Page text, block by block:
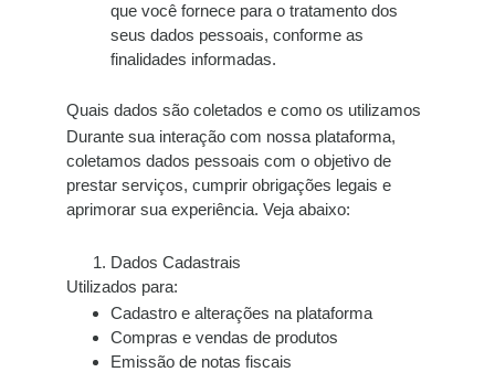
que você fornece para o tratamento dos
seus dados pessoais, conforme as
finalidades informadas.
Quais dados são coletados e como os utilizamos
Durante sua interação com nossa plataforma,
coletamos dados pessoais com o objetivo de
prestar serviços, cumprir obrigações legais e
aprimorar sua experiência. Veja abaixo:
Dados Cadastrais
Utilizados para:
Cadastro e alterações na plataforma
Compras e vendas de produtos
Emissão de notas fiscais